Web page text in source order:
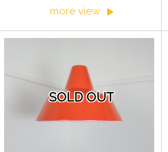
more view
SOLD OUT